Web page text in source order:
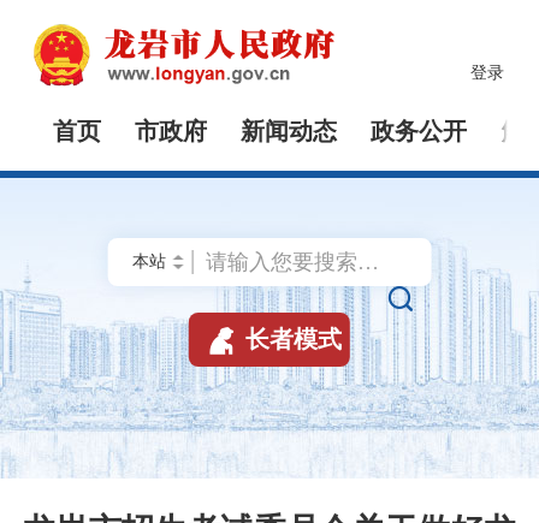
登录
首页 市政府 新闻动态 政务公开 解

 长者模式